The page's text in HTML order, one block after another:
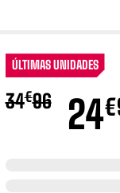
34€96 24€